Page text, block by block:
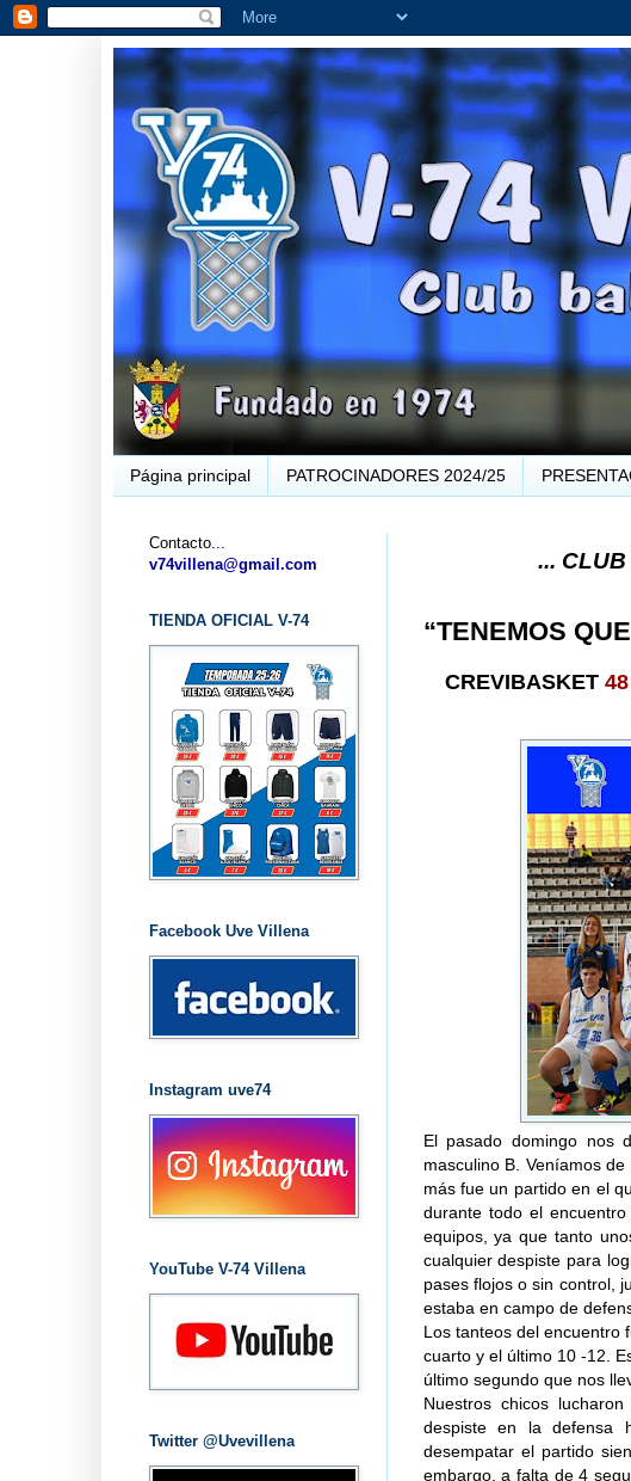
Página principal PATROCINADORES 2024/25
... CLUB
“TENEMOS
CREVIBASKET 48
El pasado domingo nos
masculino B. Veníamos
más fue un partido en el
durante todo el
equipos, ya que tanto
cualquier despiste para
pases flojos o sin control,
estaba en campo de
Los tanteos del encuentro
cuarto y el último 10 -12.
último segundo que nos
Nuestros chicos
despiste en la defensa
desempatar el partido
embargo, a falta de 4
Contacto...
v74villena@gmail.com
TIENDA OFICIAL V-74
Facebook Uve Villena
Instagram uve74
YouTube V-74 Villena
Twitter @Uvevillena